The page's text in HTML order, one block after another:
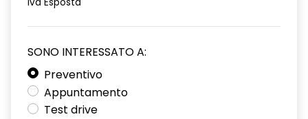
Maniglie esterne in tinta
Pacchetto sicurezza
SONO INTERESSATO A:
Preventivo
Appuntamento
Test drive